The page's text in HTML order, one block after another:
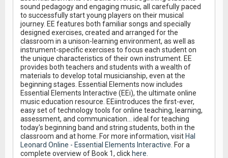
sound pedagogy and engaging music, all carefully paced
to successfully start young players on their musical
journey. EE features both familiar songs and specially
designed exercises, created and arranged for the
classroom in a unison-learning environment, as well as
instrument-specific exercises to focus each student on
the unique characteristics of their own instrument. EE
provides both teachers and students with a wealth of
materials to develop total musicianship, even at the
beginning stages. Essential Elements now includes
Essential Elements Interactive (EEi), the ultimate online
music education resource. EEiintroduces the first-ever,
easy set of technology tools for online teaching, learning,
assessment, and communication... ideal for teaching
today's beginning band and string students, both in the
classroom and at home. For more information, visit Hal
Leonard Online - Essential Elements Interactive. For a
complete overview of Book 1, click here.